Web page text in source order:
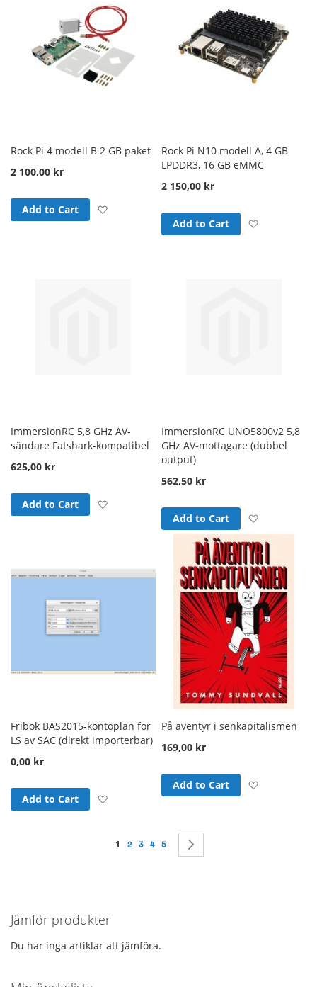
Rock Pi 4 modell B 2 GB paket
2 100,00 kr
Add to Cart
Rock Pi N10 modell A, 4 GB
LPDDR3, 16 GB eMMC
2 150,00 kr
Add to Cart
ImmersionRC 5,8 GHz AV-
sändare Fatshark-kompatibel
625,00 kr
Add to Cart
ImmersionRC UNO5800v2 5,8
GHz AV-mottagare (dubbel
output)
562,50 kr
Add to Cart
Fribok BAS2015-kontoplan för
LS av SAC (direkt importerbar)
0,00 kr
Add to Cart Add to Wish List
På äventyr i senkapitalismen
169,00 kr
Add to Cart
Page
You're currently reading page
1 Page
2 Page
3 Page
4 Page
5
Jämför produkter
Du har inga artiklar att jämföra.